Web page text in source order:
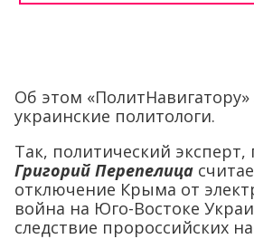
Об этом «ПолитНавигатору»
украинские политологи.
Так, политический
Григорий Перепелица
отключение Крыма от
война на Юго-Востоке
следствие пророссийских